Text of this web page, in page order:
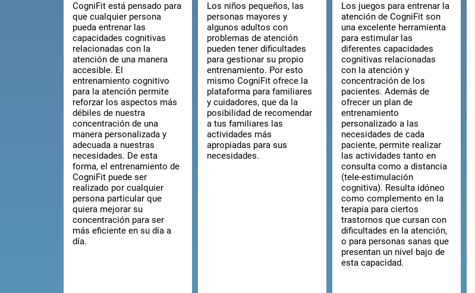
CogniFit está pensado para
que cualquier persona
pueda entrenar las
capacidades cognitivas
relacionadas con la
atención de una manera
accesible. El
entrenamiento cognitivo
para la atención permite
reforzar los aspectos más
débiles de nuestra
concentración de una
manera personalizada y
adecuada a nuestras
necesidades. De esta
forma, el entrenamiento de
CogniFit puede ser
realizado por cualquier
persona particular que
quiera mejorar su
concentración para ser
más eficiente en su día a
día.
Los niños pequeños, las
personas mayores y
algunos adultos con
problemas de atención
pueden tener dificultades
para gestionar su propio
entrenamiento. Por esto
mismo CogniFit ofrece la
plataforma para familiares
y cuidadores, que da la
posibilidad de recomendar
a tus familiares las
actividades más
apropiadas para sus
necesidades.
Los juegos para entrenar la
atención de CogniFit son
una excelente herramienta
para estimular las
diferentes capacidades
cognitivas relacionadas
con la atención y
concentración de los
pacientes. Además de
ofrecer un plan de
entrenamiento
personalizado a las
necesidades de cada
paciente, permite realizar
las actividades tanto en
consulta como a distancia
(tele-estimulación
cognitiva). Resulta idóneo
como complemento en la
terapia para ciertos
trastornos que cursan con
dificultades en la atención,
o para personas sanas que
presentan un nivel bajo de
esta capacidad.